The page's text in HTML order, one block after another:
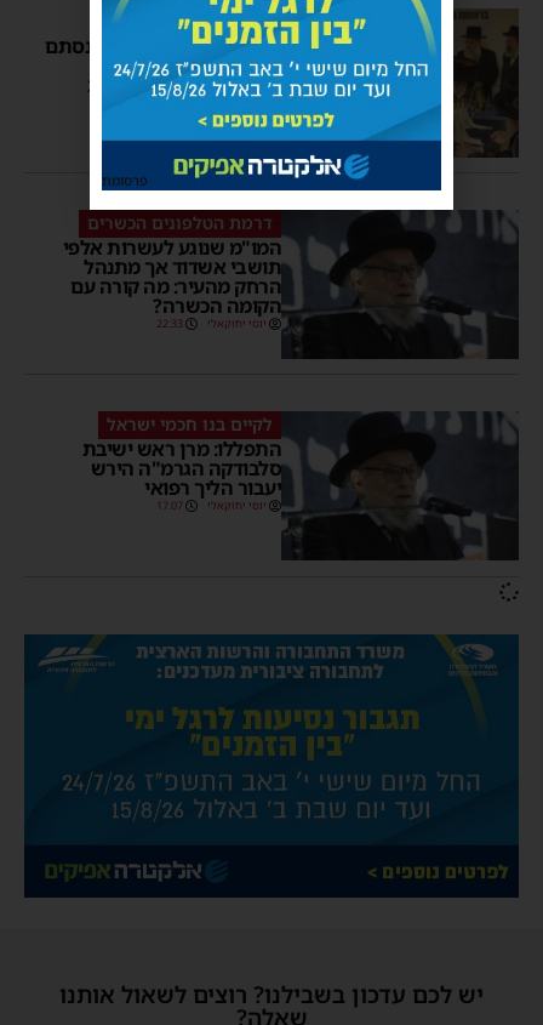
לא יוכל לנייד מספרים
תושבי אשדוד, שימו לב: נסתם
הגולל על ועדת הרבנים
החדשה לענייני תקשורת
יוסי יחזקאלי 19:03
דרמת הטלפונים הכשרים
המו"מ שנוגע לעשרות אלפי
תושבי אשדוד אך מתנהל
הרחק מהעיר: מה קורה עם
הקומה הכשרה?
יוסי יחזקאלי 22:33
לקיים בנו חכמי ישראל
התפללו: מרן ראש ישיבת
סלבודקה הגרמ"ה הירש
יעבור הליך רפואי
יוסי יחזקאלי 17:07
יש לכם עדכון בשבילנו? רוצים לשאול אותנו
שאלה?
פרסומת